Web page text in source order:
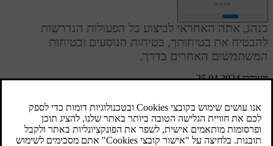
מעודכן 25.04.2024
אחריות הנהג
כנהג, אתה האחראי לביצוע כל הפעולות הנדרשות
להבטיח את בטיחותך, בטיחות הנוסעים ובטיחות
המשתמשים האחרים בדרך.
יכולים לפצות על שגיאות וטעויות שיפוט. אולם, הם אינם משנים את
הגורם עליו מוטלת האחריות. הם תוספת להרגלי נהג טובים, להם אתה
אחראי כנהג.